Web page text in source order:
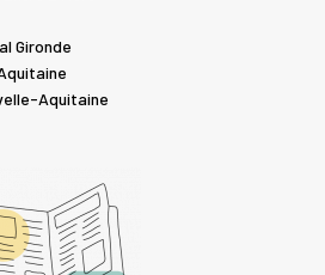
Gironde
Aquitaine